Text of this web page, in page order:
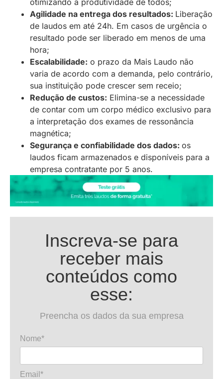
Agilidade na entrega dos resultados: Liberação
de laudos em até 24h. Em casos de urgência o
resultado pode ser liberado em menos de uma
hora;
Escalabilidade: o prazo da Mais Laudo não
varia de acordo com a demanda, pelo contrário,
sua instituição pode crescer sem receio;
Redução de custos: Elimina-se a necessidade
de contar com um corpo médico exclusivo para
a interpretação dos exames de ressonância
magnética;
Segurança e confiabilidade dos dados: os
laudos ficam armazenados e disponíveis para a
empresa contratante por 5 anos.
Inscreva-se para
receber mais
conteúdos como
esse:
Preencha os dados da sua empresa
Nome*
Email*